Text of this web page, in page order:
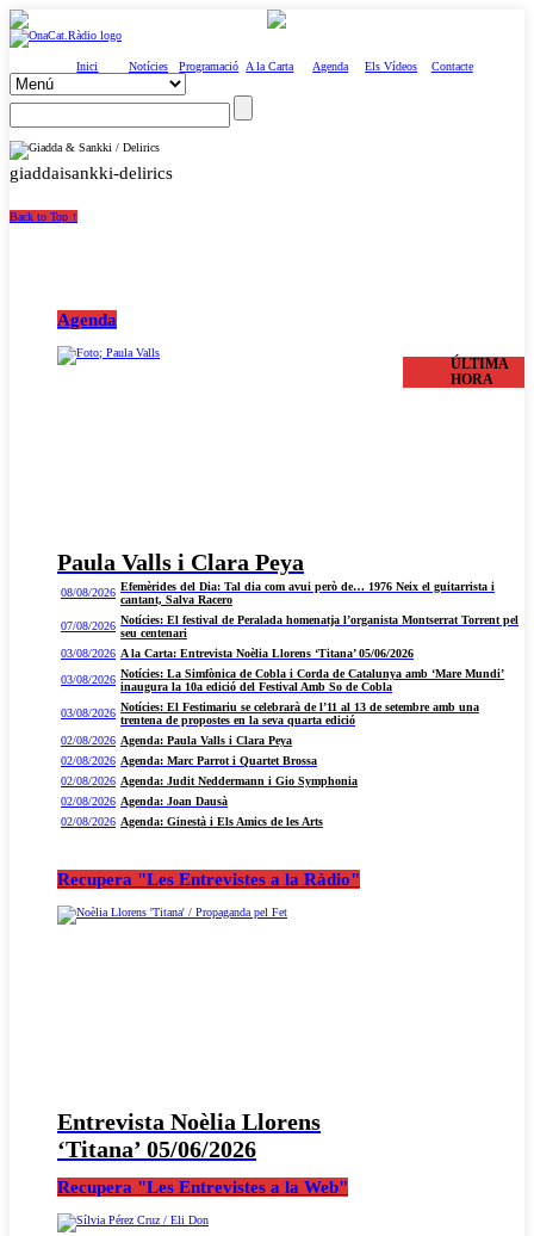
Inici Notícies Programació A la Carta Agenda Els Vídeos Contacte
giaddaisankki-delirics
Back to Top ↑
Agenda
Paula Valls i Clara Peya
ÚLTIMA
HORA
08/08/2026 Efemèrides del Dia: Tal dia com avui però de… 1976 Neix el guitarrista i
cantant, Salva Racero
07/08/2026 Notícies: El festival de Peralada homenatja l’organista Montserrat Torrent pel
seu centenari
03/08/2026 A la Carta: Entrevista Noèlia Llorens ‘Titana’ 05/06/2026
03/08/2026 Notícies: La Simfònica de Cobla i Corda de Catalunya amb ‘Mare Mundi’
inaugura la 10a edició del Festival Amb So de Cobla
03/08/2026 Notícies: El Festimariu se celebrarà de l’11 al 13 de setembre amb una
trentena de propostes en la seva quarta edició
02/08/2026 Agenda: Paula Valls i Clara Peya
02/08/2026 Agenda: Marc Parrot i Quartet Brossa
02/08/2026 Agenda: Judit Neddermann i Gio Symphonia
02/08/2026 Agenda: Joan Dausà
02/08/2026 Agenda: Ginestà i Els Amics de les Arts
Recupera "Les Entrevistes a la Ràdio"
Entrevista Noèlia Llorens
‘Titana’ 05/06/2026
Recupera "Les Entrevistes a la Web"